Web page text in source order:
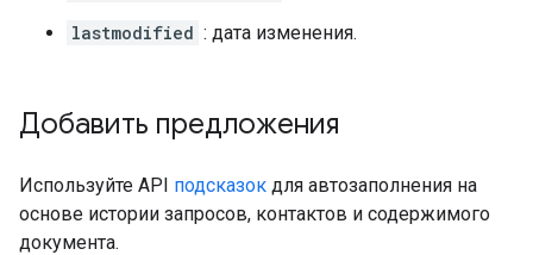
lastmodified : дата изменения.
Добавить предложения
Используйте API подсказок для автозаполнения на
основе истории запросов, контактов и содержимого
документа.